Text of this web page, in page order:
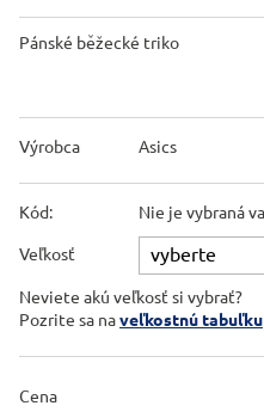
Pánské běžecké triko
Výrobca Asics
Kód: Nie je vybraná
Veľkosť
Neviete akú veľkosť si vybrať?
Pozrite sa naveľkostnú tabuľku
Cena